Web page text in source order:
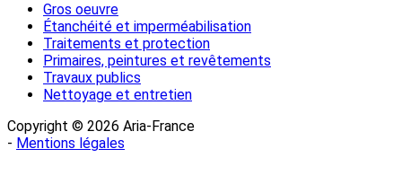
Gros oeuvre
Étanchéité et imperméabilisation
Traitements et protection
Primaires, peintures et revêtements
Travaux publics
Nettoyage et entretien
Copyright © 2026 Aria-France
- Mentions légales